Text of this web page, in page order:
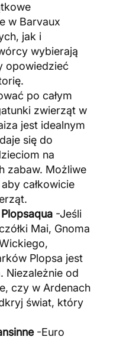
w Barvaux
jak i
wybierają
opowiedzieć
po całym
zwierząt w
jest idealnym
się do
na
zabaw. Możliwe
całkowicie
-Jeśli
Mai, Gnoma
Plopsa jest
Niezależnie od
czy w Ardenach
świat, który
-Euro